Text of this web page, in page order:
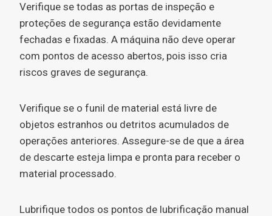
Verifique se todas as portas de inspeção e
proteções de segurança estão devidamente
fechadas e fixadas. A máquina não deve operar
com pontos de acesso abertos, pois isso cria
riscos graves de segurança.
Verifique se o funil de material está livre de
objetos estranhos ou detritos acumulados de
operações anteriores. Assegure-se de que a área
de descarte esteja limpa e pronta para receber o
material processado.
Lubrifique todos os pontos de lubrificação manual